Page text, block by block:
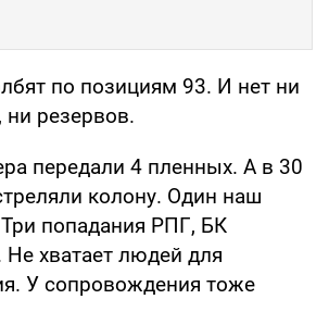
по позициям 93. И нет ни
ни резервов.
передали 4 пленных. А в 30
колону. Один наш
попадания РПГ, БК
Не хватает людей для
У сопровождения тоже